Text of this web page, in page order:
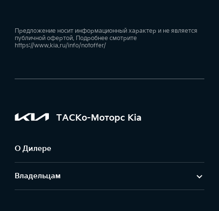
Предложение носит информационный характер и не является
публичной офертой. Подробнее смотрите
https://www.kia.ru/info/notoffer/
ТАСКо-Моторс Kia
О Дилере
Владельцам